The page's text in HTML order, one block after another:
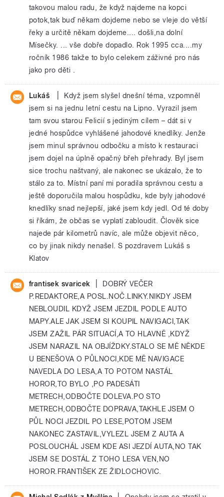
takovou malou radu, že když najdeme na kopci
potok,tak buď někam dojdeme nebo se vleje do větší
řeky a určitě někam dojdeme.... došli,na dolní
Mísečky. ... vše dobře dopadlo. Rok 1995 cca....my
ročník 1986 takže to bylo celekem záživné pro nás
jako pro děti .
Lukáš
Když jsem slyšel dnešní téma, vzpomněl
jsem si na jednu letní cestu na Lipno. Vyrazil jsem
tam svou starou Felicií s jediným cílem – dát si v
jedné hospůdce vyhlášené jahodové knedlíky. Jenže
jsem minul správnou odbočku a místo k restauraci
jsem dojel na úplně opačný břeh přehrady. Byl jsem
sice trochu naštvaný, ale nakonec se ukázalo, že to
stálo za to. Místní paní mi poradila správnou cestu a
ještě doporučila malou hospůdku, kde byly jahodové
knedlíky snad nejlepší, jaké jsem kdy jedl. Od té doby
si říkám, že občas se vyplatí zabloudit. Člověk sice
najede pár kilometrů navíc, ale může objevit něco,
co by jinak nikdy nenašel. S pozdravem Lukáš s
Klatov
frantisek svaricek
DOBRÝ VEČER
P.REDAKTORE,A POSL.NOČ.LINKY.NIKDY JSEM
NEBLOUDIL KDYŽ JSEM JEZDIL PODLE AUTO
MAPY.ALE JAK JSEM SI KOUPIL NAVIGACI,TAK
JSEM ZAŽIL PÁR SITUACÍ,A TO HLAVNĚ ,KDYŽ
JSEM NARAZIL NA OBJÍŽDKY.STALO SE MĚ NĚKDE
U BENEŠOVA O PŮLNOCI,KDE MĚ NAVIGACE
NAVEDLA DO LESA,A TO POTOM NASTÁL
HOROR,TO BYLO ,PO PADESÁTI
METRECH,ODBOČTE DOLEVA.PO STO
METRECH,ODBOČTE DOPRAVA,TAKHLE JSEM O
PŮL NOCI JEZDIL PO LESE,POTOM JSEM
NAKONEC ZASTAVIL,VYLEZL JSEM Z AUTA A
POSLOUCHÁL JSEM KDE ASI JEZDÍ AUTA,NO TAK
JSEM SE DOSTÁL Z TOHO LESA VEN,NO
HOROR.FRANTIŠEK ZE ŽIDLOCHOVIC.